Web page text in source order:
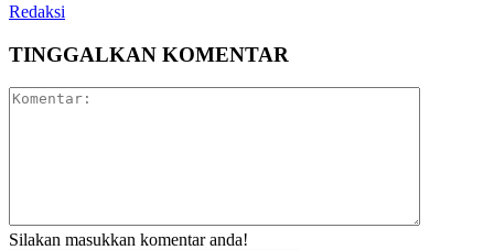
Redaksi
TINGGALKAN KOMENTAR
Silakan masukkan komentar anda!